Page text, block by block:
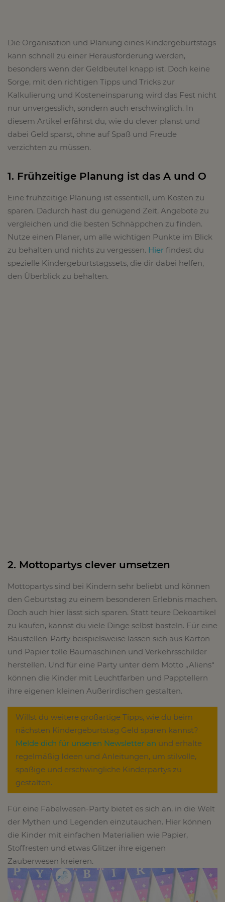
Die Organisation und Planung eines Kindergeburtstags
kann schnell zu einer Herausforderung werden,
besonders wenn der Geldbeutel knapp ist. Doch keine
Sorge, mit den richtigen Tipps und Tricks zur
Kalkulierung und Kosteneinsparung wird das Fest nicht
nur unvergesslich, sondern auch erschwinglich. In
diesem Artikel erfährst du, wie du clever planst und
dabei Geld sparst, ohne auf Spaß und Freude
verzichten zu müssen.
1. Frühzeitige Planung ist das A und O
Eine frühzeitige Planung ist essentiell, um Kosten zu
sparen. Dadurch hast du genügend Zeit, Angebote zu
vergleichen und die besten Schnäppchen zu finden.
Nutze einen Planer, um alle wichtigen Punkte im Blick
zu behalten und nichts zu vergessen. Hier findest du
spezielle Kindergeburtstagssets, die dir dabei helfen,
den Überblick zu behalten.
2. Mottopartys clever umsetzen
Mottopartys sind bei Kindern sehr beliebt und können
den Geburtstag zu einem besonderen Erlebnis machen.
Doch auch hier lässt sich sparen. Statt teure Dekoartikel
zu kaufen, kannst du viele Dinge selbst basteln. Für eine
Baustellen-Party beispielsweise lassen sich aus Karton
und Papier tolle Baumaschinen und Verkehrsschilder
herstellen. Und für eine Party unter dem Motto „Aliens“
können die Kinder mit Leuchtfarben und Papptellern
ihre eigenen kleinen Außerirdischen gestalten.
Willst du weitere großartige Tipps, wie du beim
nächsten Kindergeburtstag Geld sparen kannst?
Melde dich für unseren Newsletter an und erhalte
regelmäßig Ideen und Anleitungen, um stilvolle,
spaßige und erschwingliche Kinderpartys zu
gestalten.
Für eine Fabelwesen-Party bietet es sich an, in die Welt
der Mythen und Legenden einzutauchen. Hier können
die Kinder mit einfachen Materialien wie Papier,
Stoffresten und etwas Glitzer ihre eigenen
Zauberwesen kreieren.